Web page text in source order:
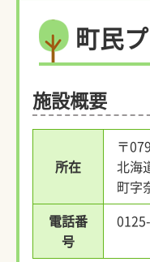
町民
施設概要
所在
〒
北海
町字
電話番
号